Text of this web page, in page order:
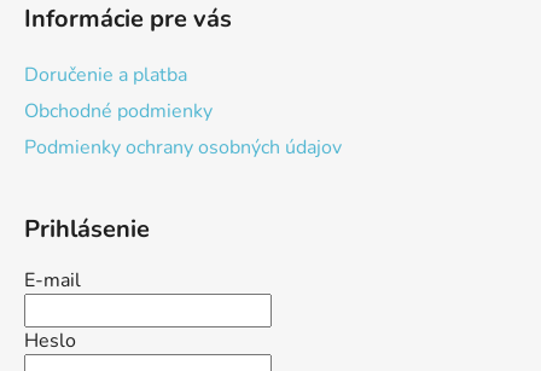
Informácie pre vás
Doručenie a platba
Obchodné podmienky
Podmienky ochrany osobných údajov
Prihlásenie
E-mail
Heslo